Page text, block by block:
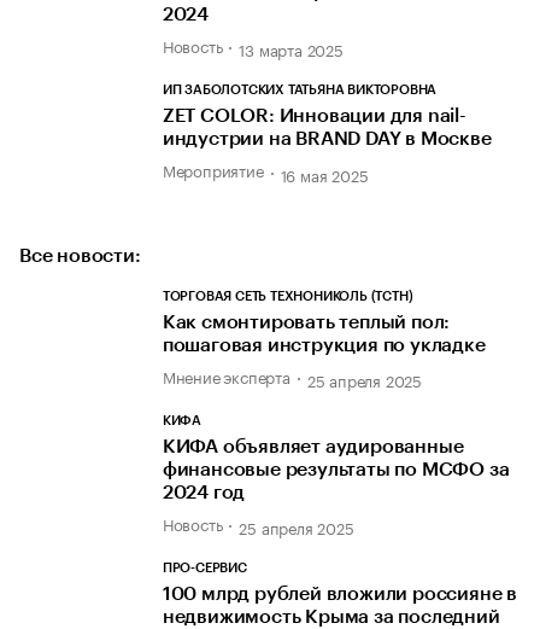
2024
Новость 13 марта 2025
ИП ЗАБОЛОТСКИХ ТАТЬЯНА ВИКТОРОВНА
ZET COLOR: Инновации для nail-
индустрии на BRAND DAY в Москве
Мероприятие 16 мая 2025
Все новости:
ТОРГОВАЯ СЕТЬ ТЕХНОНИКОЛЬ (ТСТН)
Как смонтировать теплый пол:
пошаговая инструкция по укладке
Мнение эксперта 25 апреля 2025
КИФА
КИФА объявляет аудированные
финансовые результаты по МСФО за
2024 год
Новость 25 апреля 2025
ПРО-СЕРВИС
100 млрд рублей вложили россияне в
недвижимость Крыма за последний